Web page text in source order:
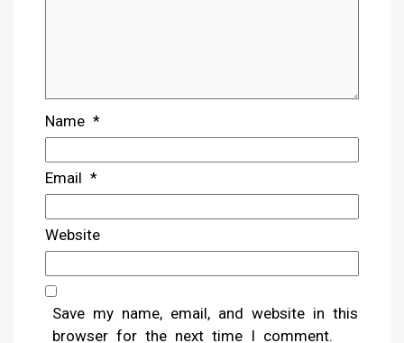
Name *
Email *
Website
Save my name, email, and website in this
browser for the next time I comment.